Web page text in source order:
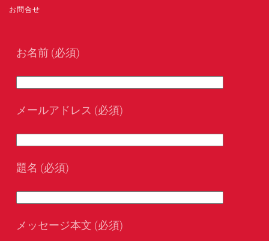
お問合せ
お名前 (必須)
メールアドレス (必須)
題名 (必須)
メッセージ本文 (必須)